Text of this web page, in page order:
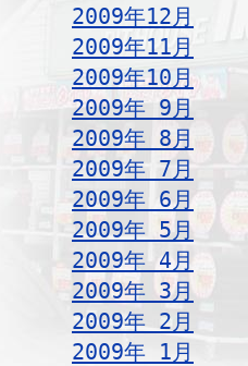
2009年12月
2009年11月
2009年10月
2009年 9月
2009年 8月
2009年 7月
2009年 6月
2009年 5月
2009年 4月
2009年 3月
2009年 2月
2009年 1月